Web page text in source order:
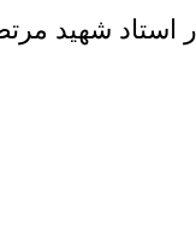
استاد شهيد